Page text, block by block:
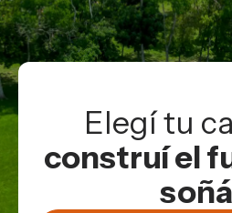
Elegí tu
construí el